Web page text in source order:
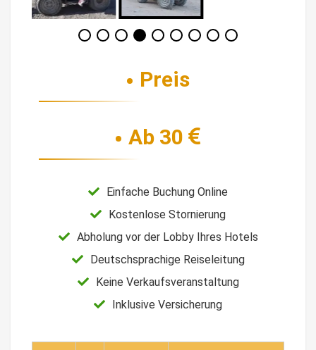
Preis
Ab 30
Einfache Buchung Online
Kostenlose Stornierung
Abholung vor der Lobby Ihres Hotels
Deutschsprachige Reiseleitung
Keine Verkaufsveranstaltung
Inklusive Versicherung